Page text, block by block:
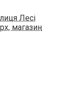
Лесі
магазин